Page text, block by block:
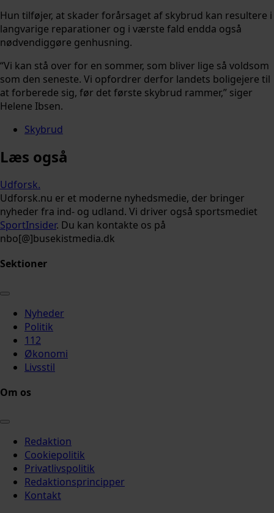
Hun tilføjer, at skader forårsaget af skybrud kan resultere i
langvarige reparationer og i værste fald endda også
nødvendiggøre genhusning.
“Vi kan stå over for en sommer, som bliver lige så voldsom
som den seneste. Vi opfordrer derfor landets boligejere til
at forberede sig, før det første skybrud rammer,” siger
Helene Ibsen.
Skybrud
Læs også
Udforsk.
Udforsk.nu er et moderne nyhedsmedie, der bringer
nyheder fra ind- og udland. Vi driver også sportsmediet
SportInsider. Du kan kontakte os på
nbo[@]busekistmedia.dk
Sektioner
Nyheder
Politik
112
Økonomi
Livsstil
Om os
Redaktion
Cookiepolitik
Privatlivspolitik
Redaktionsprincipper
Kontakt